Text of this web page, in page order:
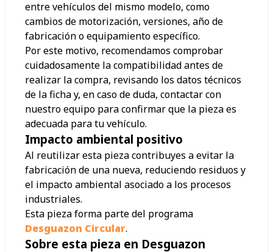
entre vehículos del mismo modelo, como
cambios de motorización, versiones, año de
fabricación o equipamiento específico.
Por este motivo, recomendamos comprobar
cuidadosamente la compatibilidad antes de
realizar la compra, revisando los datos técnicos
de la ficha y, en caso de duda, contactar con
nuestro equipo para confirmar que la pieza es
adecuada para tu vehículo.
Impacto ambiental positivo
Al reutilizar esta pieza contribuyes a evitar la
fabricación de una nueva, reduciendo residuos y
el impacto ambiental asociado a los procesos
industriales.
Esta pieza forma parte del programa
Desguazon Circular.
Sobre esta pieza en Desguazon